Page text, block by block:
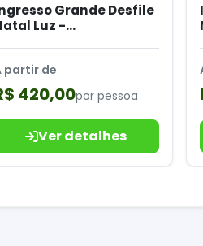
Grande Desfile
Luz -
partir de
420,00por pessoa
Ver detalhes